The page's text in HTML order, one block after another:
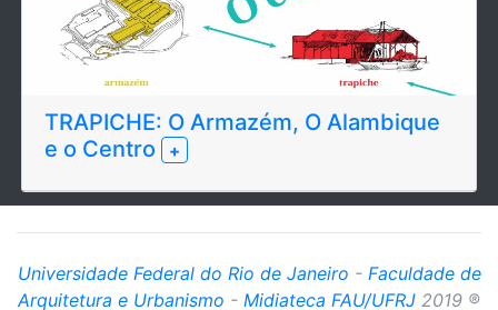
TRAPICHE: O Armazém, O Alambique
e o Centro
+
Universidade Federal do Rio de Janeiro - Faculdade de
Arquitetura e Urbanismo - Midiateca FAU/UFRJ 2019 ®